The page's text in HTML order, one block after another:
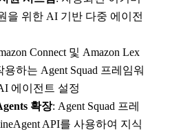
을 위한 AI 기반 다중 에이전
Connect 및 Amazon Lex
하는 Agent Squad 프레임워
에이전트 설정
확장: Agent Squad 프레
API를 사용하여 지식